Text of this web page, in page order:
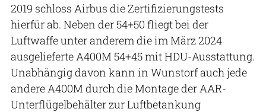
2019 schloss Airbus die Zertifizierungstests
hierfür ab. Neben der 54+50 fliegt bei der
Luftwaffe unter anderem die im März 2024
ausgelieferte A400M 54+45 mit HDU-Ausstattung.
Unabhängig davon kann in Wunstorf auch jede
andere A400M durch die Montage der AAR-
Unterflügelbehälter zur Luftbetankung